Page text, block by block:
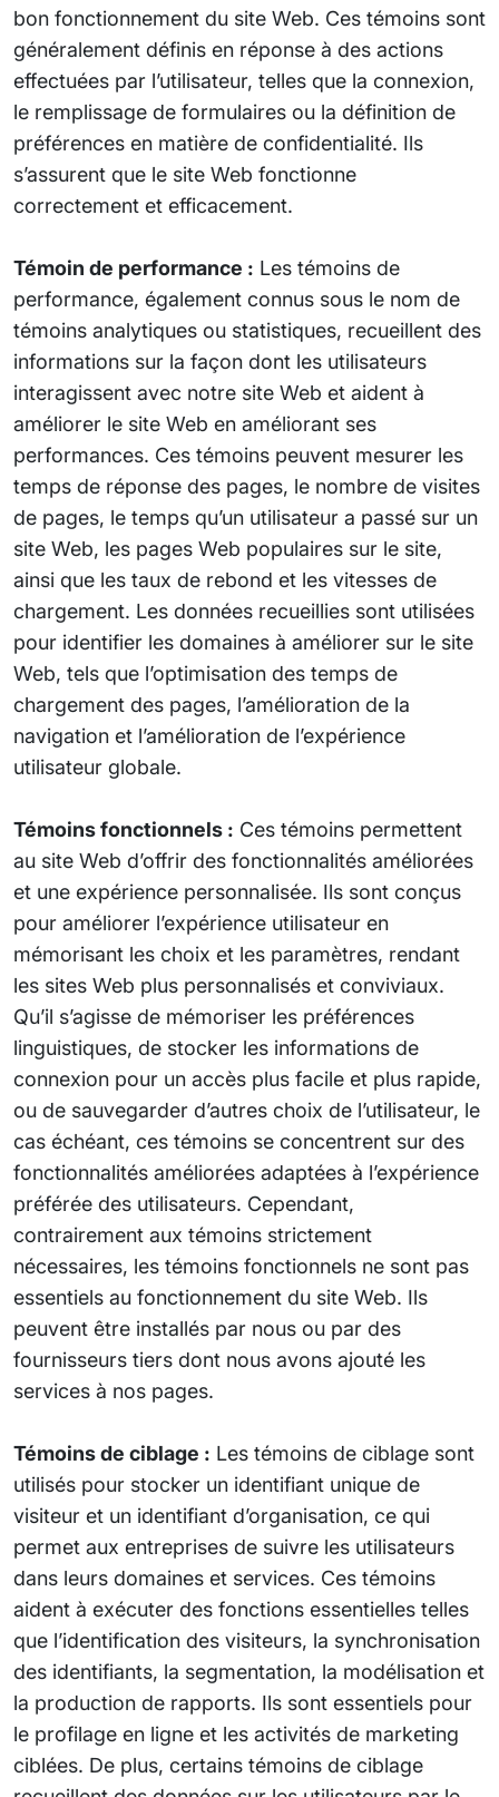
bon fonctionnement du site Web. Ces témoins sont
généralement définis en réponse à des actions
effectuées par l’utilisateur, telles que la connexion,
le remplissage de formulaires ou la définition de
préférences en matière de confidentialité. Ils
s’assurent que le site Web fonctionne
correctement et efficacement.
Témoin de performance : Les témoins de
performance, également connus sous le nom de
témoins analytiques ou statistiques, recueillent des
informations sur la façon dont les utilisateurs
interagissent avec notre site Web et aident à
améliorer le site Web en améliorant ses
performances. Ces témoins peuvent mesurer les
temps de réponse des pages, le nombre de visites
de pages, le temps qu’un utilisateur a passé sur un
site Web, les pages Web populaires sur le site,
ainsi que les taux de rebond et les vitesses de
chargement. Les données recueillies sont utilisées
pour identifier les domaines à améliorer sur le site
Web, tels que l’optimisation des temps de
chargement des pages, l’amélioration de la
navigation et l’amélioration de l’expérience
utilisateur globale.
Témoins fonctionnels : Ces témoins permettent
au site Web d’offrir des fonctionnalités améliorées
et une expérience personnalisée. Ils sont conçus
pour améliorer l’expérience utilisateur en
mémorisant les choix et les paramètres, rendant
les sites Web plus personnalisés et conviviaux.
Qu’il s’agisse de mémoriser les préférences
linguistiques, de stocker les informations de
connexion pour un accès plus facile et plus rapide,
ou de sauvegarder d’autres choix de l’utilisateur, le
cas échéant, ces témoins se concentrent sur des
fonctionnalités améliorées adaptées à l’expérience
préférée des utilisateurs. Cependant,
contrairement aux témoins strictement
nécessaires, les témoins fonctionnels ne sont pas
essentiels au fonctionnement du site Web. Ils
peuvent être installés par nous ou par des
fournisseurs tiers dont nous avons ajouté les
services à nos pages.
Témoins de ciblage : Les témoins de ciblage sont
utilisés pour stocker un identifiant unique de
visiteur et un identifiant d’organisation, ce qui
permet aux entreprises de suivre les utilisateurs
dans leurs domaines et services. Ces témoins
aident à exécuter des fonctions essentielles telles
que l’identification des visiteurs, la synchronisation
des identifiants, la segmentation, la modélisation et
la production de rapports. Ils sont essentiels pour
le profilage en ligne et les activités de marketing
ciblées. De plus, certains témoins de ciblage